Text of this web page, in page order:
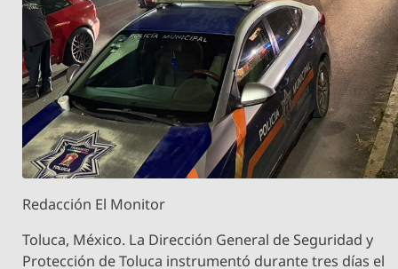
Redacción El Monitor
Toluca, México. La Dirección General de Seguridad y
Protección de Toluca instrumentó durante tres días el